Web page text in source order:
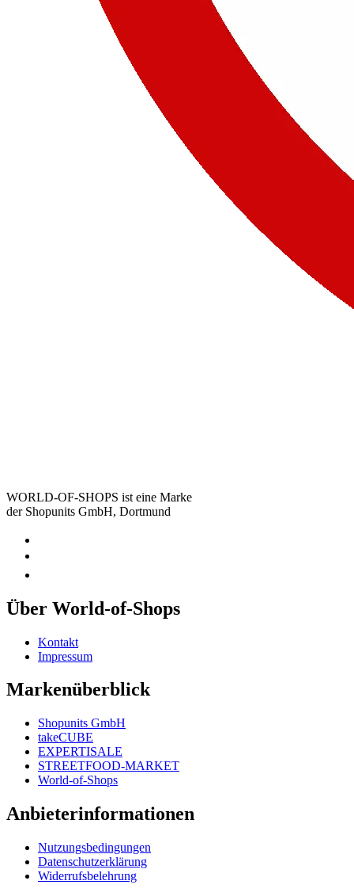
WORLD-OF-SHOPS ist eine Marke
der Shopunits GmbH, Dortmund
Über World-of-Shops
Kontakt
Impressum
Markenüberblick
Shopunits GmbH
takeCUBE
EXPERTISALE
STREETFOOD-MARKET
World-of-Shops
Anbieterinformationen
Nutzungsbedingungen
Datenschutzerklärung
Widerrufsbelehrung